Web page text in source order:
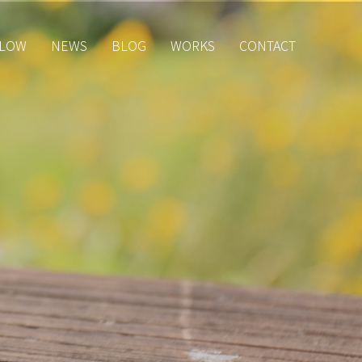
NEWS BLOG WORKS CONTACT